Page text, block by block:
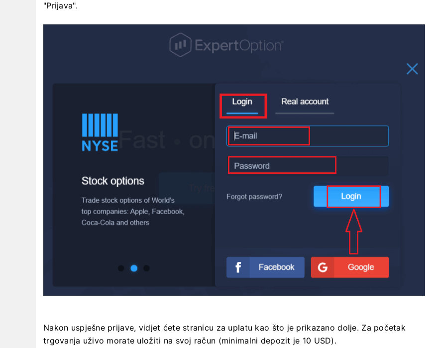
"Prijava".
Nakon uspješne prijave, vidjet ćete stranicu za uplatu kao što je prikazano dolje. Za početak
trgovanja uživo morate uložiti na svoj račun (minimalni depozit je 10 USD).